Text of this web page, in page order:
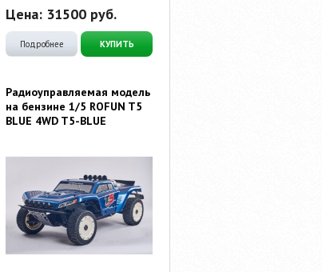
Цена: 31500руб.
Подробнее КУПИТЬ
Радиоуправляемая модель
на бензине 1/5 ROFUN T5
BLUE 4WD T5-BLUE